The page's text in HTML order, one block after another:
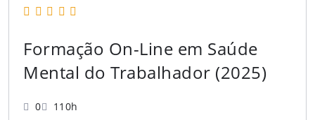
Formação On-Line em Saúde
Mental do Trabalhador (2025)
0 110h